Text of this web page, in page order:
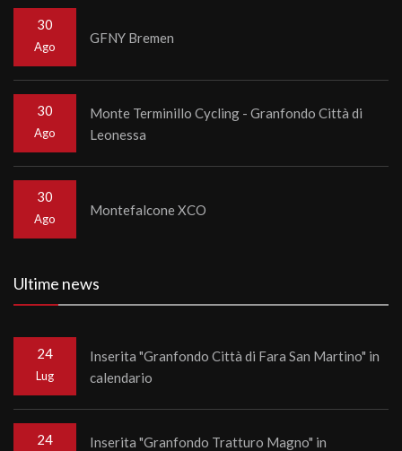
30
Ago
GFNY Bremen
30
Ago
Monte Terminillo Cycling - Granfondo Città di
Leonessa
30
Ago
Montefalcone XCO
Ultime news
24
Lug
Inserita "Granfondo Città di Fara San Martino" in
calendario
24
Inserita "Granfondo Tratturo Magno" in